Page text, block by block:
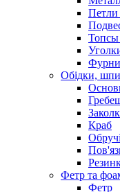
Петли
Обідки,
Краб
Обручі
Фетр та
Фетр